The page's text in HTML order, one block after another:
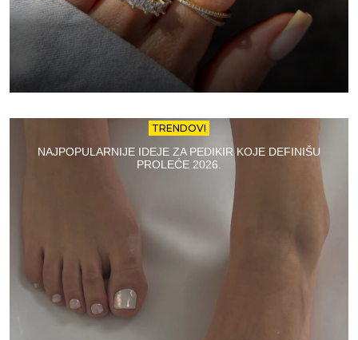
TRENDOVI
NAJPOPULARNIJE IDEJE ZA PEDIKIR KOJE DEFINIŠU
PROLEĆE 2026.